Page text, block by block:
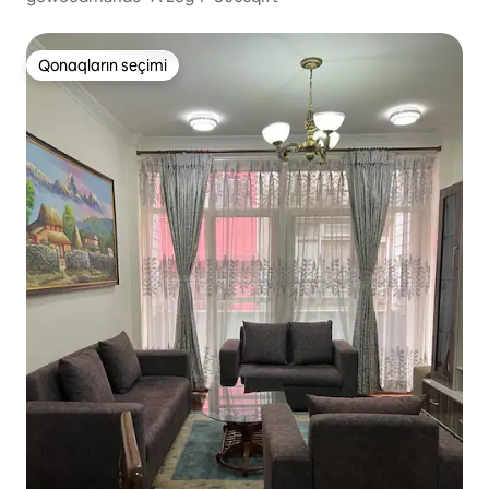
Qonaqların seçimi
Qonaqların seçimi